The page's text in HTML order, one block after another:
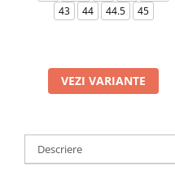
43
44 44.5 45
VEZI VARIANTE
Descriere